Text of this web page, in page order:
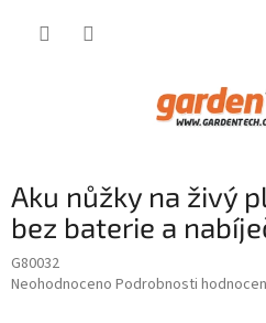
Aku nůžky na živý
bez baterie a
G80032
Průměrné
Neohodnoceno Podrobnosti